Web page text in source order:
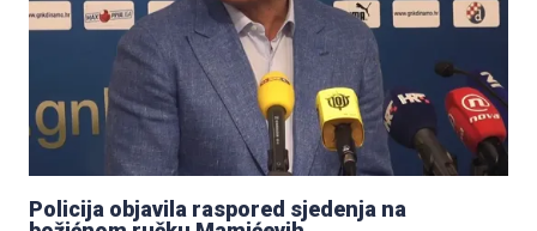
Policija objavila raspored sjedenja na